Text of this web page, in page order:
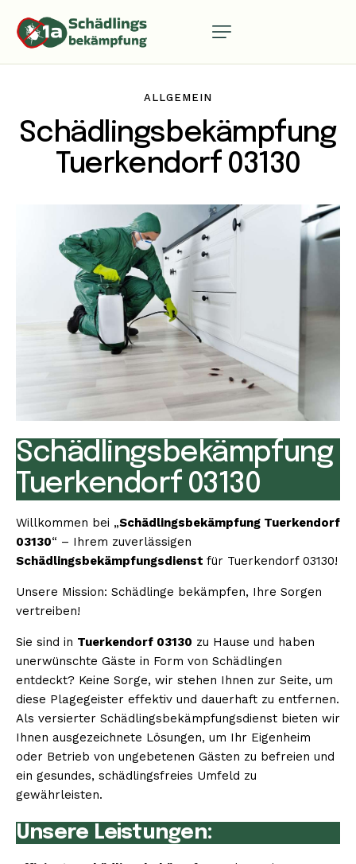
ALLGEMEIN
Schädlingsbekämpfung
Tuerkendorf 03130
Schädlingsbekämpfung
Tuerkendorf 03130
Willkommen bei „Schädlingsbekämpfung Tuerkendorf
03130“ – Ihrem zuverlässigen
Schädlingsbekämpfungsdienst für Tuerkendorf 03130!
Unsere Mission: Schädlinge bekämpfen, Ihre Sorgen
vertreiben!
Sie sind in Tuerkendorf 03130 zu Hause und haben
unerwünschte Gäste in Form von Schädlingen
entdeckt? Keine Sorge, wir stehen Ihnen zur Seite, um
diese Plagegeister effektiv und dauerhaft zu entfernen.
Als versierter Schädlingsbekämpfungsdienst bieten wir
Ihnen ausgezeichnete Lösungen, um Ihr Eigenheim
oder Betrieb von ungebetenen Gästen zu befreien und
ein gesundes, schädlingsfreies Umfeld zu
gewährleisten.
Unsere Leistungen: